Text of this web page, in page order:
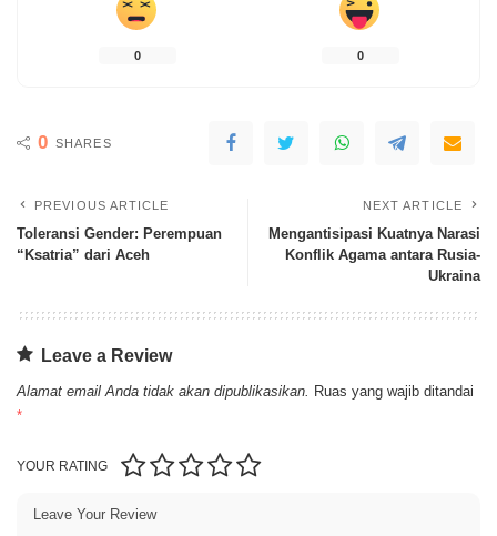
0 0
0 SHARES
PREVIOUS ARTICLE
Toleransi Gender: Perempuan
“Ksatria” dari Aceh
NEXT ARTICLE
Mengantisipasi Kuatnya Narasi
Konflik Agama antara Rusia-
Ukraina
Leave a Review
Alamat email Anda tidak akan dipublikasikan. Ruas yang wajib ditandai
*
YOUR RATING